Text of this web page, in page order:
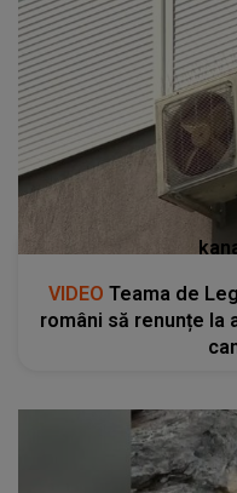
VIDEO Teama de
români să renunțe la